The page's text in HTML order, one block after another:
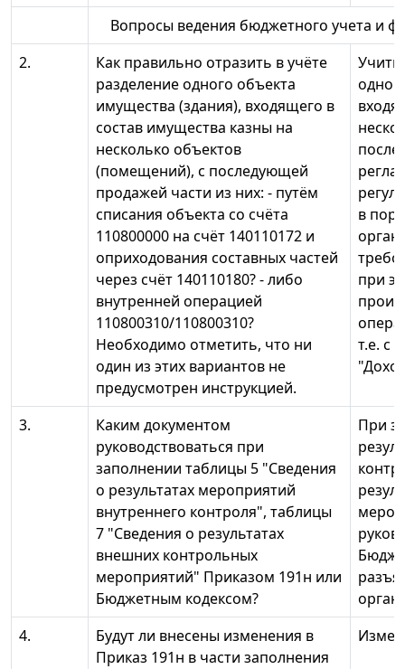
Вопросы ведения бюджетного учета и
2.
Как правильно отразить в учёте
разделение одного объекта
имущества (здания), входящего в
состав имущества казны на
несколько объектов
(помещений), с последующей
продажей части из них: - путём
списания объекта со счёта
110800000 на счёт 140110172 и
оприходования составных частей
через счёт 140110180? - либо
внутренней операцией
110800310/110800310?
Необходимо отметить, что ни
один из этих вариантов не
предусмотрен инструкцией.
в
при
т.е. с
3.
Каким документом
руководствоваться при
заполнении таблицы 5 "Сведения
о результатах мероприятий
внутреннего контроля", таблицы
7 "Сведения о результатах
внешних контрольных
мероприятий" Приказом 191н или
Бюджетным кодексом?
При
4.
Будут ли внесены изменения в
Приказ 191н в части заполнения